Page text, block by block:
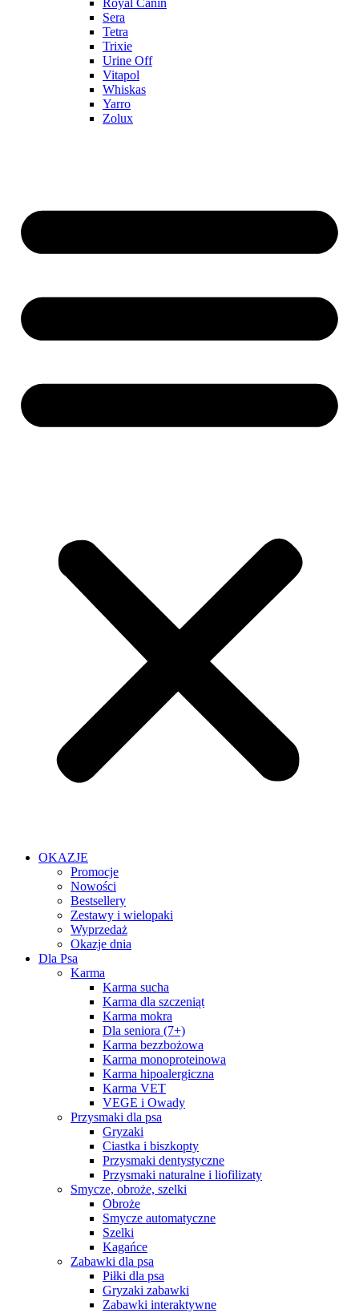
Royal Canin
Sera
Tetra
Trixie
Urine Off
Vitapol
Whiskas
Yarro
Zolux
OKAZJE
Promocje
Nowości
Bestsellery
Zestawy i wielopaki
Wyprzedaż
Okazje dnia
Dla Psa
Karma
Karma sucha
Karma dla szczeniąt
Karma mokra
Dla seniora (7+)
Karma bezzbożowa
Karma monoproteinowa
Karma hipoalergiczna
Karma VET
VEGE i Owady
Przysmaki dla psa
Gryzaki
Ciastka i biszkopty
Przysmaki dentystyczne
Przysmaki naturalne i liofilizaty
Smycze, obroże, szelki
Obroże
Smycze automatyczne
Szelki
Kagańce
Zabawki dla psa
Piłki dla psa
Gryzaki zabawki
Zabawki interaktywne